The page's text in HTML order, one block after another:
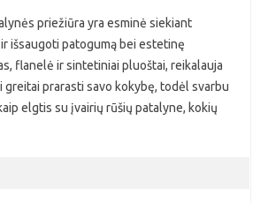
priežiūra yra esminė siekiant
išsaugoti patogumą bei estetinę
flanelė ir sintetiniai pluoštai, reikalauja
prarasti savo kokybę, todėl svarbu
elgtis su įvairių rūšių patalyne, kokių